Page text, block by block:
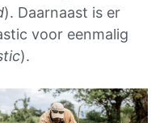
). Daarnaast is er
voor eenmalig
).